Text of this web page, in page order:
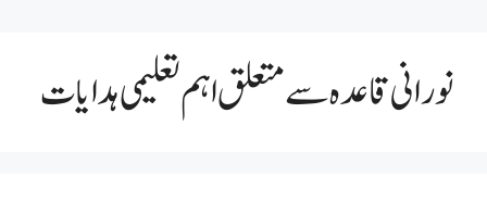
نورانی قاعدہ سے متعلق اہم تعلیمی ہدایات